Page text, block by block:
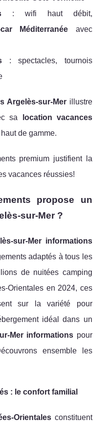
: wifi haut débit,
Méditerranée avec
: spectacles, tournois
Argelès-sur-Merillustre
sa
location vacances
de gamme.
premium justifient la
vacances réussies!
propose un
sur-Mer ?
sur-Mer informations
adaptés à tous les
de nuitées camping
Orientales en 2024, ces
sur la variété pour
idéal dans un
Mer informations pour
ensemble les
: le confort familial
Orientalesconstituent